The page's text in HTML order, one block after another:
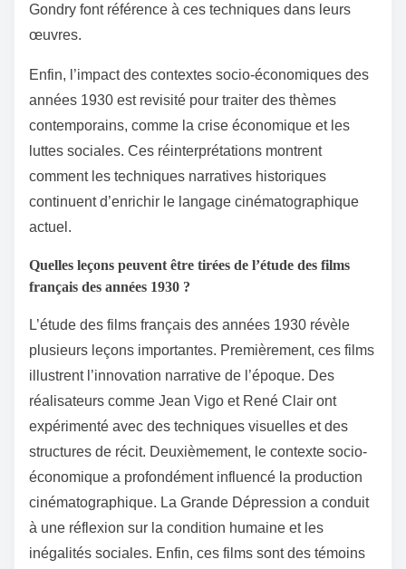
Gondry font référence à ces techniques dans leurs
œuvres.
Enfin, l’impact des contextes socio-économiques des
années 1930 est revisité pour traiter des thèmes
contemporains, comme la crise économique et les
luttes sociales. Ces réinterprétations montrent
comment les techniques narratives historiques
continuent d’enrichir le langage cinématographique
actuel.
Quelles leçons peuvent être tirées de l’étude des films
français des années 1930 ?
L’étude des films français des années 1930 révèle
plusieurs leçons importantes. Premièrement, ces films
illustrent l’innovation narrative de l’époque. Des
réalisateurs comme Jean Vigo et René Clair ont
expérimenté avec des techniques visuelles et des
structures de récit. Deuxièmement, le contexte socio-
économique a profondément influencé la production
cinématographique. La Grande Dépression a conduit
à une réflexion sur la condition humaine et les
inégalités sociales. Enfin, ces films sont des témoins